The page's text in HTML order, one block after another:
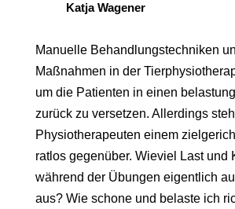
Katja Wagener
Manuelle Behandlungstechniken
Maßnahmen in der
um die Patienten in einen
zurück zu versetzen. Allerdings
Physiotherapeuten einem
ratlos gegenüber. Wieviel Last und
während der Übungen eigentlich
aus? Wie schone und belaste ich